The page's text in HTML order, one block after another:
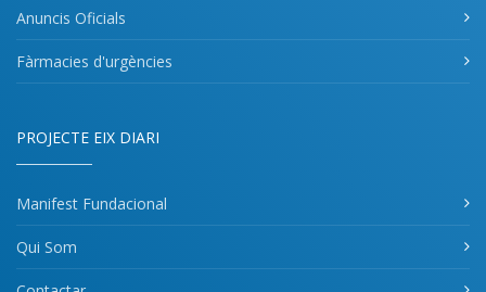
Anuncis Oficials
Fàrmacies d'urgències
PROJECTE EIX DIARI
Manifest Fundacional
Qui Som